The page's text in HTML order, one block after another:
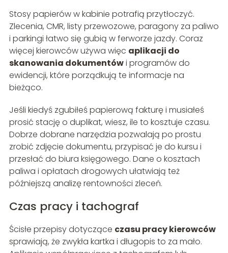
Stosy papierów w kabinie potrafią przytłoczyć.
Zlecenia, CMR, listy przewozowe, paragony za paliwo
i parkingi łatwo się gubią w ferworze jazdy. Coraz
więcej kierowców używa więc aplikacji do
skanowania dokumentówi programów do
ewidencji, które porządkują te informacje na
bieżąco.
Jeśli kiedyś zgubiłeś papierową fakturę i musiałeś
prosić stację o duplikat, wiesz, ile to kosztuje czasu.
Dobrze dobrane narzędzia pozwalają po prostu
zrobić zdjęcie dokumentu, przypisać je do kursu i
przesłać do biura księgowego. Dane o kosztach
paliwa i opłatach drogowych ułatwiają też
późniejszą analizę rentowności zleceń.
Czas pracy i tachograf
Ścisłe przepisy dotyczące czasu pracy kierowców
sprawiają, że zwykła kartka i długopis to za mało.